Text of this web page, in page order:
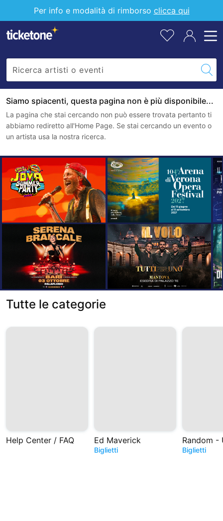
Per info e modalità di rimborso clicca qui
Siamo spiacenti, questa pagina non è più disponibile...
La pagina che stai cercando non può essere trovata pertanto ti
abbiamo rediretto all'Home Page. Se stai cercando un evento o
un artista usa la nostra ricerca.
Tutte le categorie
Help Center / FAQ Ed Maverick
Biglietti Biglietti